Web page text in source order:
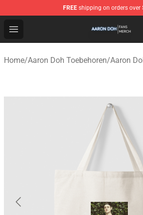
FREE shipping on orders over
Open menu
Aaron Doh Shop - Official Aaron
Home/Aaron Doh Toebehoren/Aaron